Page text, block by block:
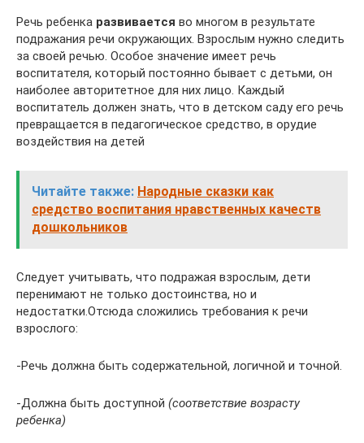
Речь ребенка развивается во многом в результате
подражания речи окружающих. Взрослым нужно следить
за своей речью. Особое значение имеет речь
воспитателя, который постоянно бывает с детьми, он
наиболее авторитетное для них лицо. Каждый
воспитатель должен знать, что в детском саду его речь
превращается в педагогическое средство, в орудие
воздействия на детей
Читайте также: Народные сказки как
средство воспитания нравственных качеств
дошкольников
Следует учитывать, что подражая взрослым, дети
перенимают не только достоинства, но и
недостатки.Отсюда сложились требования к речи
взрослого:
-Речь должна быть содержательной, логичной и точной.
-Должна быть доступной (соответствие возрасту
ребенка)